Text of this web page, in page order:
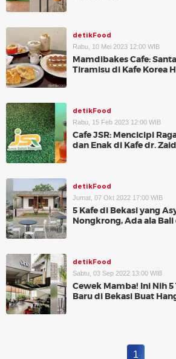
detikFood
Rabu, 10 Mei 2023 12:00 WIB
Mamdibakes Cafe:
Tiramisu di Kafe Korea
detikFood
Rabu, 15 Feb 2023 12:00 WIB
Cafe JSR: Mencicipi
dan Enak di Kafe dr.
detikFood
Jumat, 07 Okt 2022 17:00 WIB
5 Kafe di Bekasi yang
Nongkrong, Ada ala
detikFood
Sabtu, 03 Sep 2022 13:00 WIB
Cewek Mamba! Ini Nih
Baru di Bekasi Buat
1